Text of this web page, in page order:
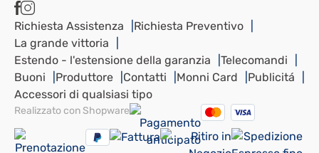
Richiesta Assistenza
Richiesta Preventivo
La grande vittoria
Estendo - l'estensione della garanzia
Telecomandi
Buoni
Produttore Contatti Monni Card
Publicitá
Accessori di qualsiasi tipo
Realizzato con Shopware